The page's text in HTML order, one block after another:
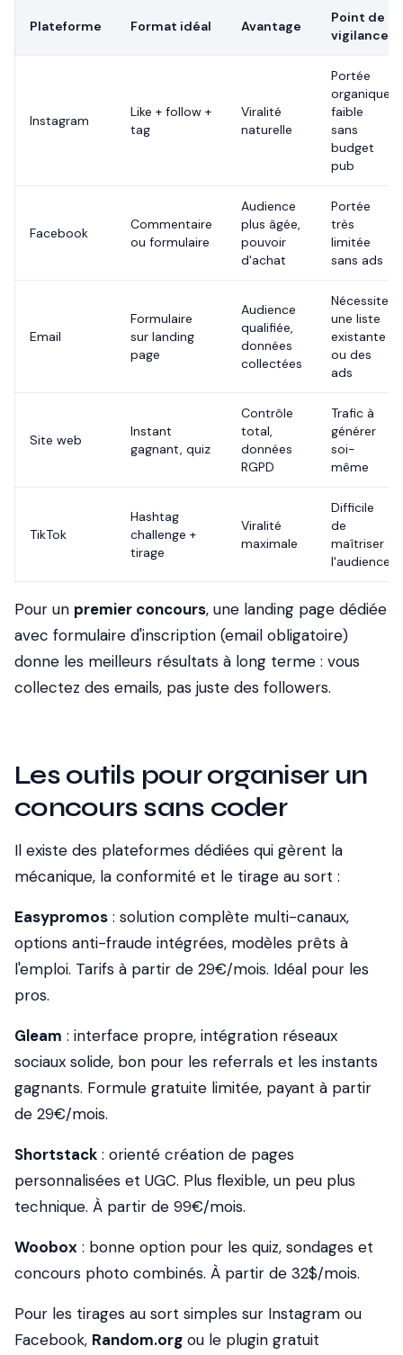
Plateforme Format idéal Avantage
Point de
vigilance
Instagram
Like + follow +
tag
Viralité
naturelle
Portée
organique
faible
sans
budget
pub
Facebook
Commentaire
ou formulaire
Audience
plus âgée,
pouvoir
d'achat
Portée
très
limitée
sans ads
Email
Formulaire
sur landing
page
Audience
qualifiée,
données
collectées
Nécessite
une liste
existante
ou des
ads
Site web
Instant
gagnant, quiz
Contrôle
total,
données
RGPD
Trafic à
générer
soi-
même
TikTok
Hashtag
challenge +
tirage
Viralité
maximale
Difficile
de
maîtriser
l'audience
Pour un premier concours, une landing page dédiée
avec formulaire d'inscription (email obligatoire)
donne les meilleurs résultats à long terme : vous
collectez des emails, pas juste des followers.
Les outils pour organiser un
concours sans coder
Il existe des plateformes dédiées qui gèrent la
mécanique, la conformité et le tirage au sort :
Easypromos : solution complète multi-canaux,
options anti-fraude intégrées, modèles prêts à
l'emploi. Tarifs à partir de 29€/mois. Idéal pour les
pros.
Gleam : interface propre, intégration réseaux
sociaux solide, bon pour les referrals et les instants
gagnants. Formule gratuite limitée, payant à partir
de 29€/mois.
Shortstack : orienté création de pages
personnalisées et UGC. Plus flexible, un peu plus
technique. À partir de 99€/mois.
Woobox : bonne option pour les quiz, sondages et
concours photo combinés. À partir de 32$/mois.
Pour les tirages au sort simples sur Instagram ou
Facebook, Random.org ou le plugin gratuit